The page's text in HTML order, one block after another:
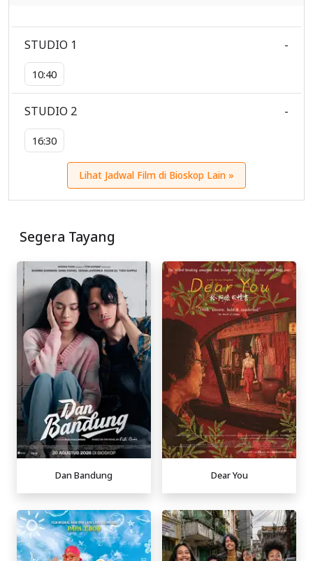
STUDIO 1
10:40
-
STUDIO 2
16:30
-
Lihat Jadwal Film di Bioskop Lain »
Segera Tayang
Dan Bandung Dear You